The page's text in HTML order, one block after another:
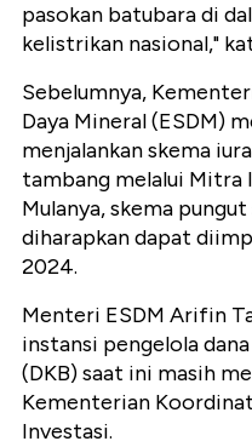
pasokan batubara di
kelistrikan nasional,"
Sebelumnya,
Daya Mineral (ESDM)
menjalankan skema
tambang melalui Mitra
Mulanya, skema
diharapkan dapat
2024.
Menteri ESDM Arifin
instansi pengelola
(DKB) saat ini masih
Kementerian
Investasi.